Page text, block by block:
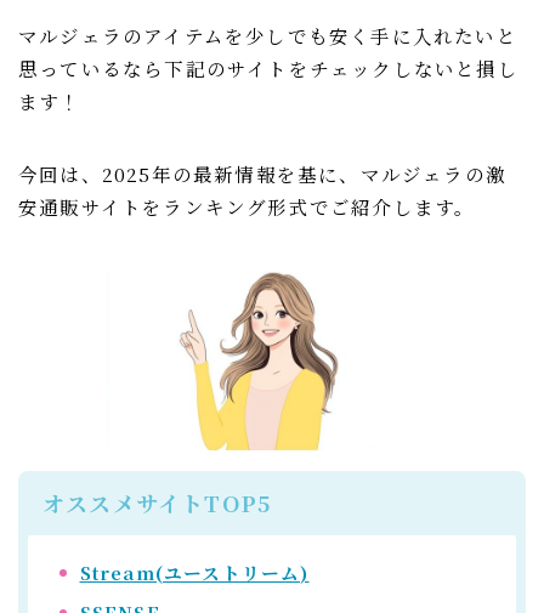
マルジェラのアイテムを少しでも安く手に入れたいと
思っているなら下記のサイトをチェックしないと損し
ます！
今回は、2025年の最新情報を基に、マルジェラの激
安通販サイトをランキング形式でご紹介します。
オススメサイトTOP5
Stream(ユーストリーム)